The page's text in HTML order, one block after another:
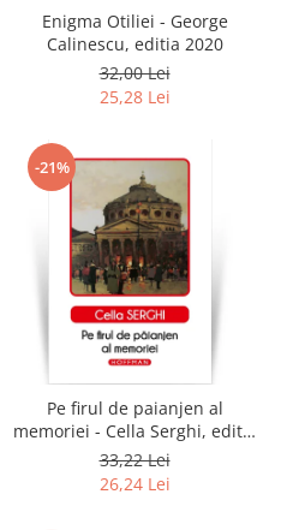
Enigma Otiliei - George
Calinescu, editia 2020
32,00 Lei
25,28 Lei
-21%
Pe firul de paianjen al
memoriei - Cella Serghi, editia
2020
33,22 Lei
26,24 Lei